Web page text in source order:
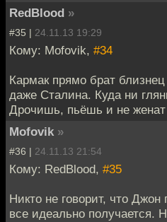
RedBlood »
#35 | 24.11.13 19:29
Кому: Mofovik, #34
Кармак прямо брат
даже Сталина. Куда ни
Дрочишь, пьёшь и не женат
Mofovik »
#36 | 24.11.13 21:54
Кому: RedBlood, #35
Никто не говорит, что
все идеально получается.